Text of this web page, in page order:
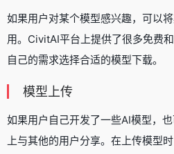
如果用户对某个模型感兴趣，可以
用。CivitAI平台上提供了很多免费
自己的需求选择合适的模型下载。
模型上传
如果用户自己开发了一些AI模型，
上与其他的用户分享。在上传模型